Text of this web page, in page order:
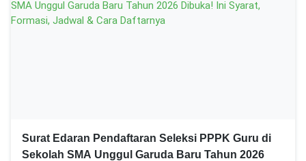
Surat Edaran Pendaftaran Seleksi PPPK Guru di
Sekolah SMA Unggul Garuda Baru Tahun 2026